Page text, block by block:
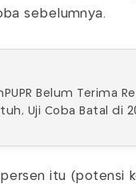
sebelumnya.
Belum Terima
Uji Coba Batal di
itu (potensi